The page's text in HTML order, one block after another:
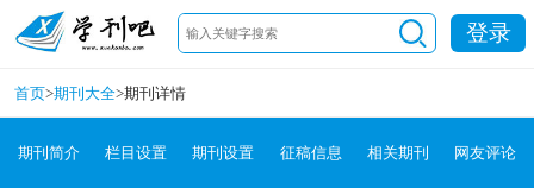
登录
首页>期刊大全>期刊详情
期刊简介 栏目设置 期刊设置 征稿信息 相关期刊 网友评论